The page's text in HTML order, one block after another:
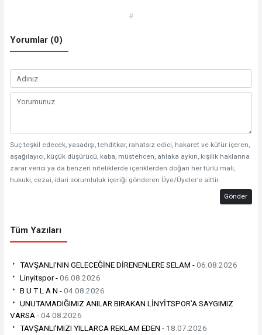
#
Yorumlar (0)
Suç teşkil edecek, yasadışı, tehditkar, rahatsız edici, hakaret ve küfür içeren,
aşağılayıcı, küçük düşürücü, kaba, müstehcen, ahlaka aykırı, kişilik haklarına
zarar verici ya da benzeri niteliklerde içeriklerden doğan her türlü mali,
hukuki, cezai, idari sorumluluk içeriği gönderen Üye/Üyeler’e aittir.
Gönder
Tüm Yazıları
TAVŞANLI’NIN GELECEĞİNE DİRENENLERE SELAM -06.08.2026
Linyitspor -06.08.2026
B U T L A N -04.08.2026
UNUTAMADIĞIMIZ ANILAR BIRAKAN LİNYİTSPOR’A SAYGIMIZ
VARSA -04.08.2026
TAVŞANLI’MIZI YILLARCA REKLAM EDEN - 18.07.2026